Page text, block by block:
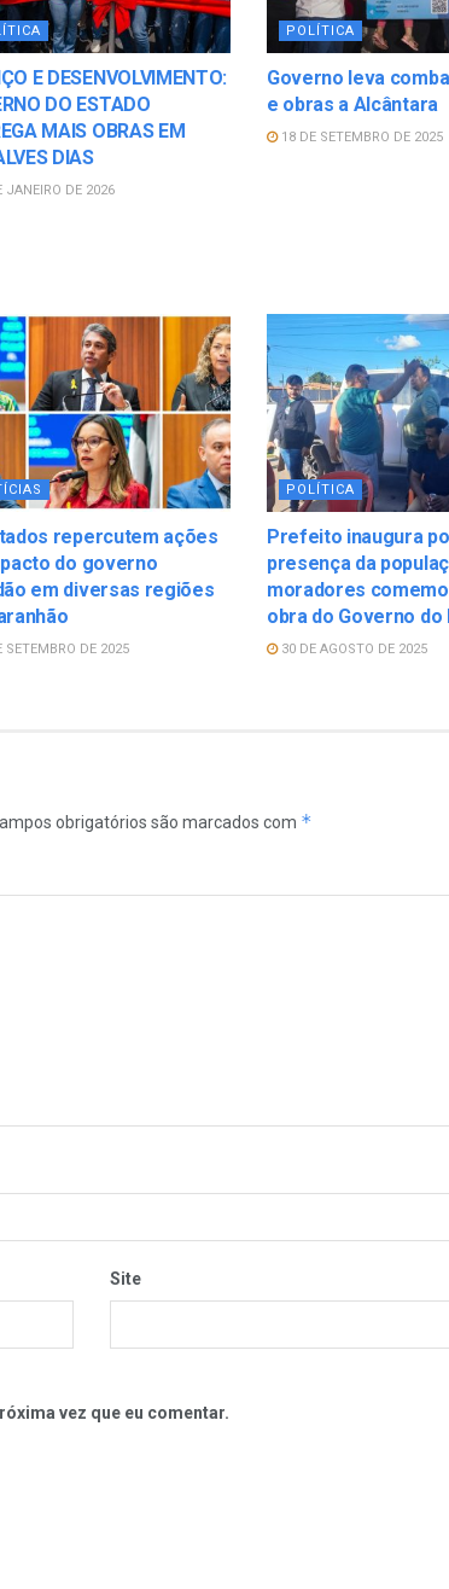
E DESENVOLVIMENTO:
DO ESTADO
MAIS OBRAS EM
DIAS
JANEIRO DE 2026
POLÍTICA
Governo leva
e obras a Alcântara
18 DE SETEMBRO DE 2025
repercutem ações
do governo
em diversas regiões
SETEMBRO DE 2025
POLÍTICA
Prefeito inaugura
presença da
moradores
obra do Governo do
30 DE AGOSTO DE 2025
obrigatórios são marcados com *
Site
vez que eu comentar.